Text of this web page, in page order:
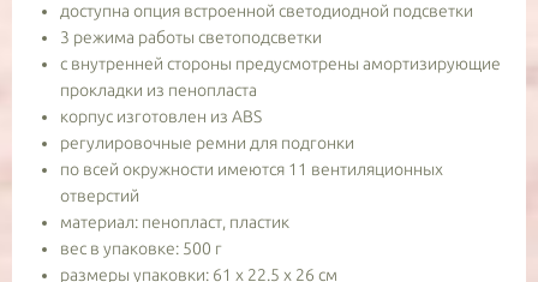
доступна опция встроенной светодиодной подсветки
3 режима работы светоподсветки
с внутренней стороны предусмотрены амортизирующие
прокладки из пенопласта
корпус изготовлен из ABS
регулировочные ремни для подгонки
по всей окружности имеются 11 вентиляционных
отверстий
материал: пенопласт, пластик
вес в упаковке: 500 г
размеры упаковки: 61 x 22.5 x 26 см